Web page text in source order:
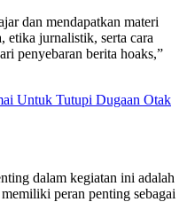
dan mendapatkan materi
etika jurnalistik, serta cara
penyebaran berita hoaks,”
Untuk Tutupi Dugaan Otak
dalam kegiatan ini adalah
peran penting sebagai